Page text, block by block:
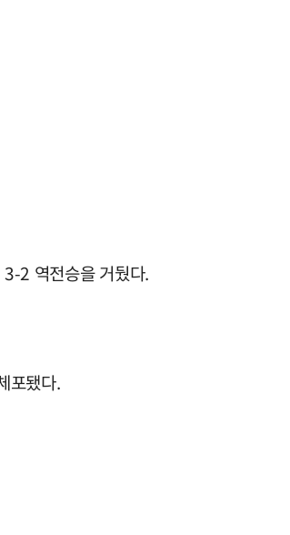
2 역전승을 거뒀다.
포됐다.